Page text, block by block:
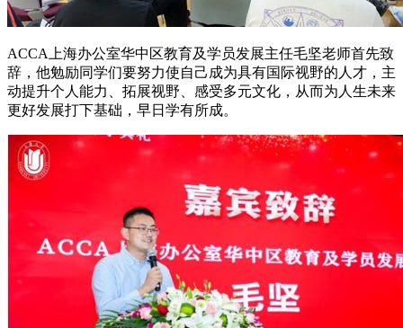
ACCA上海办公室华中区教育及学员发展主任毛坚老师首先致
辞，他勉励同学们要努力使自己成为具有国际视野的人才，主
动提升个人能力、拓展视野、感受多元文化，从而为人生未来
更好发展打下基础，早日学有所成。